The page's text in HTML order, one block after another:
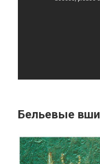
Бельевые вши